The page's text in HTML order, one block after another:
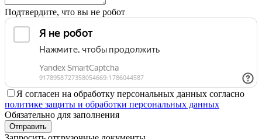
Подтвердите, что вы не робот
Я согласен на обработку персональных данных согласно
политике защиты и обработки персональных данных
Обязательно для заполнения
Отправить